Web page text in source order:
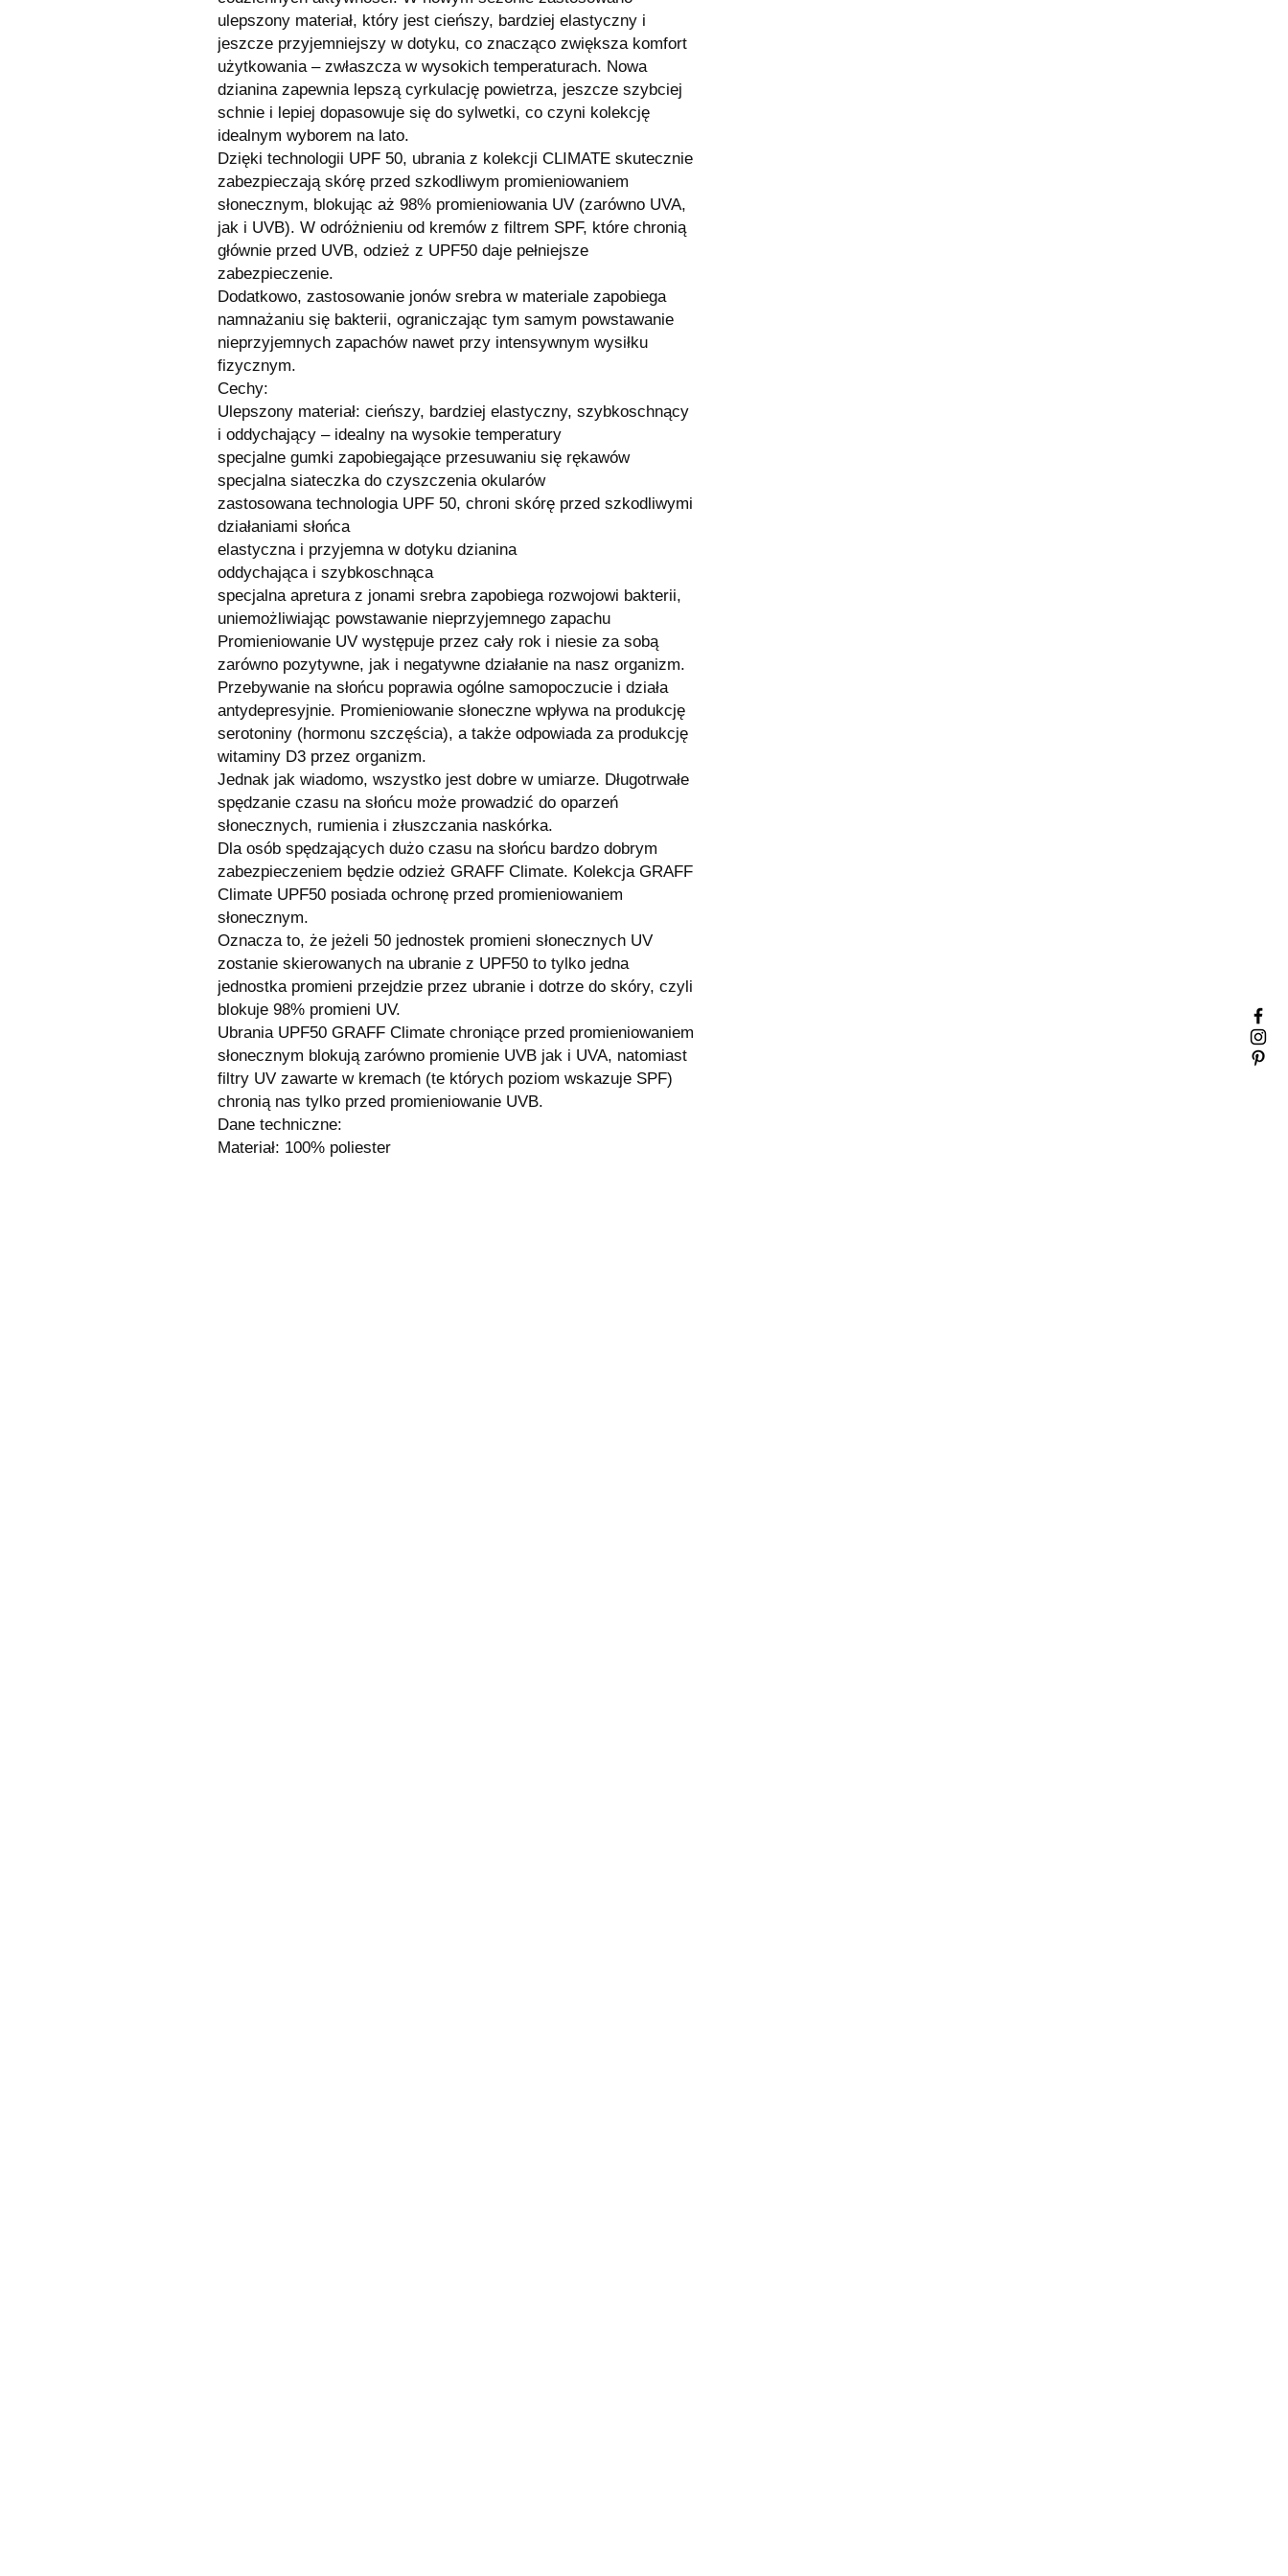
ulepszony materiał, który jest cieńszy, bardziej elastyczny i
jeszcze przyjemniejszy w dotyku, co znacząco zwiększa komfort
użytkowania – zwłaszcza w wysokich temperaturach. Nowa
dzianina zapewnia lepszą cyrkulację powietrza, jeszcze szybciej
schnie i lepiej dopasowuje się do sylwetki, co czyni kolekcję
idealnym wyborem na lato.
Dzięki technologii UPF 50, ubrania z kolekcji CLIMATE skutecznie
zabezpieczają skórę przed szkodliwym promieniowaniem
słonecznym, blokując aż 98% promieniowania UV (zarówno UVA,
jak i UVB). W odróżnieniu od kremów z filtrem SPF, które chronią
głównie przed UVB, odzież z UPF50 daje pełniejsze
zabezpieczenie.
Dodatkowo, zastosowanie jonów srebra w materiale zapobiega
namnażaniu się bakterii, ograniczając tym samym powstawanie
nieprzyjemnych zapachów nawet przy intensywnym wysiłku
fizycznym.
Cechy:
Ulepszony materiał: cieńszy, bardziej elastyczny, szybkoschnący
i oddychający – idealny na wysokie temperatury
specjalne gumki zapobiegające przesuwaniu się rękawów
specjalna siateczka do czyszczenia okularów
zastosowana technologia UPF 50, chroni skórę przed szkodliwymi
działaniami słońca
elastyczna i przyjemna w dotyku dzianina
oddychająca i szybkoschnąca
specjalna apretura z jonami srebra zapobiega rozwojowi bakterii,
uniemożliwiając powstawanie nieprzyjemnego zapachu
Promieniowanie UV występuje przez cały rok i niesie za sobą
zarówno pozytywne, jak i negatywne działanie na nasz organizm.
Przebywanie na słońcu poprawia ogólne samopoczucie i działa
antydepresyjnie. Promieniowanie słoneczne wpływa na produkcję
serotoniny (hormonu szczęścia), a także odpowiada za produkcję
witaminy D3 przez organizm.
Jednak jak wiadomo, wszystko jest dobre w umiarze. Długotrwałe
spędzanie czasu na słońcu może prowadzić do oparzeń
słonecznych, rumienia i złuszczania naskórka.
Dla osób spędzających dużo czasu na słońcu bardzo dobrym
zabezpieczeniem będzie odzież GRAFF Climate. Kolekcja GRAFF
Climate UPF50 posiada ochronę przed promieniowaniem
słonecznym.
Oznacza to, że jeżeli 50 jednostek promieni słonecznych UV
zostanie skierowanych na ubranie z UPF50 to tylko jedna
jednostka promieni przejdzie przez ubranie i dotrze do skóry, czyli
blokuje 98% promieni UV.
Ubrania UPF50 GRAFF Climate chroniące przed promieniowaniem
słonecznym blokują zarówno promienie UVB jak i UVA, natomiast
filtry UV zawarte w kremach (te których poziom wskazuje SPF)
chronią nas tylko przed promieniowanie UVB.
Dane techniczne:
Materiał: 100% poliester